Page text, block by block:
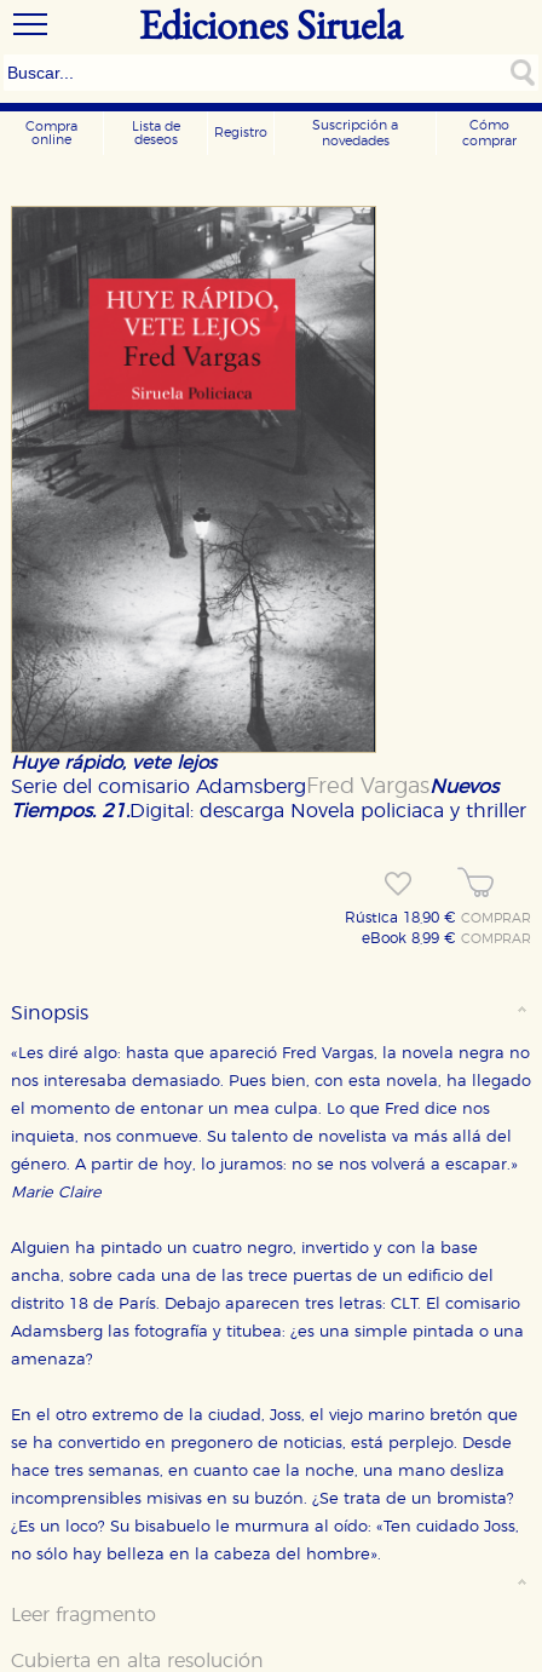
Ediciones Siruela
Compra
online
Lista de
deseos
Registro
Suscripción a
novedades
Cómo
comprar
Huye rápido, vete lejos
Serie del comisario Adamsberg Fred VargasNuevos
Tiempos. 21.Digital: descarga Novela policiaca y thriller
Rústica 18,90 €COMPRAR
eBook 8,99 €COMPRAR
Sinopsis
«Les diré algo: hasta que apareció Fred Vargas, la novela negra no
nos interesaba demasiado. Pues bien, con esta novela, ha llegado
el momento de entonar un mea culpa. Lo que Fred dice nos
inquieta, nos conmueve. Su talento de novelista va más allá del
género. A partir de hoy, lo juramos: no se nos volverá a escapar.»
Marie Claire
Alguien ha pintado un cuatro negro, invertido y con la base
ancha, sobre cada una de las trece puertas de un edificio del
distrito 18 de París. Debajo aparecen tres letras: CLT. El comisario
Adamsberg las fotografía y titubea: ¿es una simple pintada o una
amenaza?
En el otro extremo de la ciudad, Joss, el viejo marino bretón que
se ha convertido en pregonero de noticias, está perplejo. Desde
hace tres semanas, en cuanto cae la noche, una mano desliza
incomprensibles misivas en su buzón. ¿Se trata de un bromista?
¿Es un loco? Su bisabuelo le murmura al oído: «Ten cuidado Joss,
no sólo hay belleza en la cabeza del hombre».
Leer fragmento
Cubierta en alta resolución